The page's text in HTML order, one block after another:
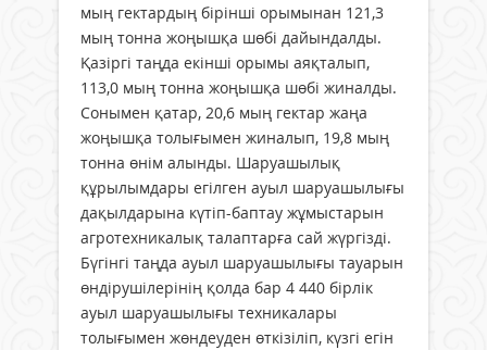
мың гектардың бірінші орымынан 121,3
мың тонна жоңышқа шөбі дайындалды.
Қазіргі таңда екінші орымы аяқталып,
113,0 мың тонна жоңышқа шөбі жиналды.
Сонымен қатар, 20,6 мың гектар жаңа
жоңышқа толығымен жиналып, 19,8 мың
тонна өнім алынды. Шаруашылық
құрылымдары егілген ауыл шаруашылығы
дақылдарына күтіп-баптау жұмыстарын
агротехникалық талаптарға сай жүргізді.
Бүгінгі таңда ауыл шаруашылығы тауарын
өндірушілерінің қолда бар 4 440 бірлік
ауыл шаруашылығы техникалары
толығымен жөндеуден өткізіліп, күзгі егін